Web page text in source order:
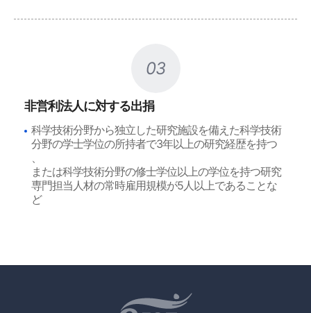
03
非営利法人に対する出捐
科学技術分野から独立した研究施設を備えた科学技術
分野の学士学位の所持者で3年以上の研究経歴を持つ
、
または科学技術分野の修士学位以上の学位を持つ研究
専門担当人材の常時雇用規模が5人以上であることな
ど